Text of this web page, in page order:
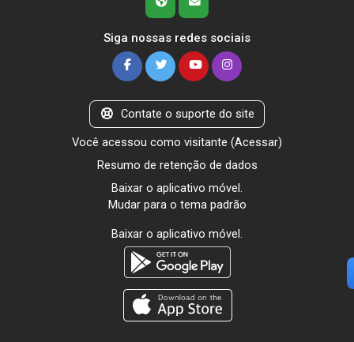
Siga nossas redes sociais
Contate o suporte do site
Você acessou como visitante (Acessar)
Resumo de retenção de dados
Baixar o aplicativo móvel.
Mudar para o tema padrão
Baixar o aplicativo móvel.